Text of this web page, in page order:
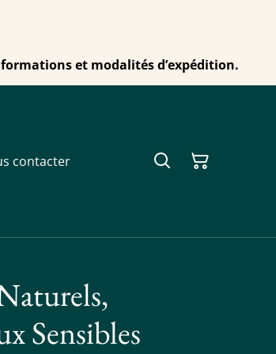
et modalités d’expédition.
contacter
Sensibles